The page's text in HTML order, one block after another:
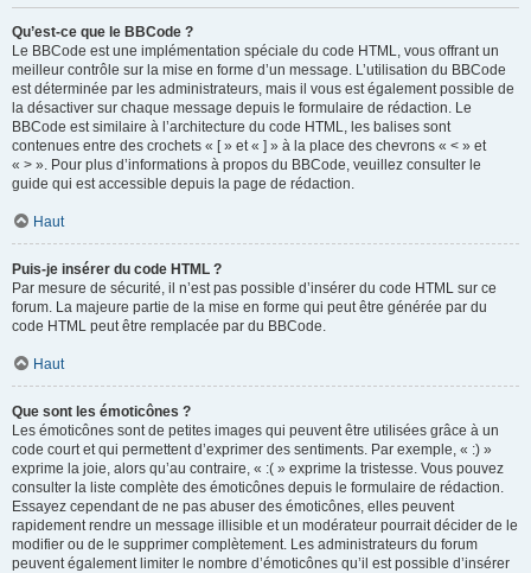
Qu’est-ce que le BBCode ?
Le BBCode est une implémentation spéciale du code HTML, vous offrant un
meilleur contrôle sur la mise en forme d’un message. L’utilisation du BBCode
est déterminée par les administrateurs, mais il vous est également possible de
la désactiver sur chaque message depuis le formulaire de rédaction. Le
BBCode est similaire à l’architecture du code HTML, les balises sont
contenues entre des crochets « [ » et « ] » à la place des chevrons « < » et
« > ». Pour plus d’informations à propos du BBCode, veuillez consulter le
guide qui est accessible depuis la page de rédaction.
Haut
Puis-je insérer du code HTML ?
Par mesure de sécurité, il n’est pas possible d’insérer du code HTML sur ce
forum. La majeure partie de la mise en forme qui peut être générée par du
code HTML peut être remplacée par du BBCode.
Haut
Que sont les émoticônes ?
Les émoticônes sont de petites images qui peuvent être utilisées grâce à un
code court et qui permettent d’exprimer des sentiments. Par exemple, « :) »
exprime la joie, alors qu’au contraire, « :( » exprime la tristesse. Vous pouvez
consulter la liste complète des émoticônes depuis le formulaire de rédaction.
Essayez cependant de ne pas abuser des émoticônes, elles peuvent
rapidement rendre un message illisible et un modérateur pourrait décider de le
modifier ou de le supprimer complètement. Les administrateurs du forum
peuvent également limiter le nombre d’émoticônes qu’il est possible d’insérer